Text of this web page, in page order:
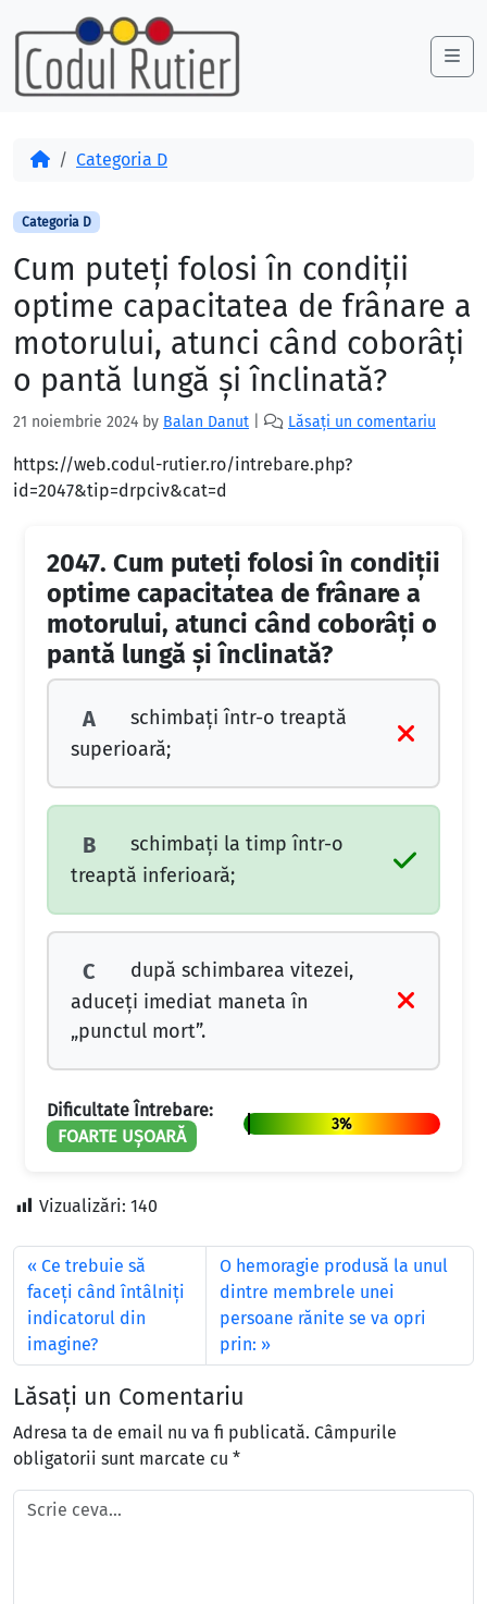
Skip to content
Skip to footer
AcasăCategoria D
Categoria D
Cum puteţi folosi în condiţii
optime capacitatea de frânare a
motorului, atunci când coborâţi
o pantă lungă şi înclinată?
21 noiembrie 2024 by Balan Danut Lăsați un comentariu
https://web.codul-rutier.ro/intrebare.php?
id=2047&tip=drpciv&cat=d
2047. Cum puteţi folosi în condiţii
optime capacitatea de frânare a
motorului, atunci când coborâţi o
pantă lungă şi înclinată?
A
schimbaţi într-o treaptă
superioară;
B
schimbaţi la timp într-o
treaptă inferioară;
C
după schimbarea vitezei,
aduceţi imediat maneta în
„punctul mort”.
Dificultate Întrebare:
FOARTE UȘOARĂ
3%
Vizualizări: 140
Ce trebuie să
faceţi când întâlniţi
indicatorul din
imagine?
O hemoragie produsă la unul
dintre membrele unei
persoane rănite se va opri
prin:
Lăsați un Comentariu
Adresa ta de email nu va fi publicată. Câmpurile
obligatorii sunt marcate cu *